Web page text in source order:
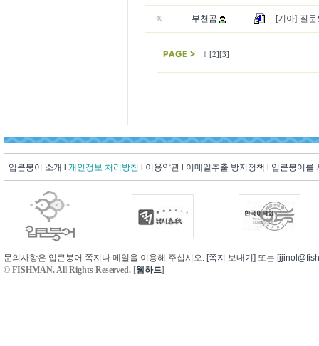
40 부천곰 [기아] 질문
1 [2] [3]
입큰붕어 소개 개인정보 처리방침 이용약관 이메일추출 방지정책 입큰붕어를
문의사항은 입큰붕어 쪽지나 메일을 이용해 주십시오. [쪽지 보내기 ] 또는 [
© FISHMAN. All Rights Reserved. [웹하드]